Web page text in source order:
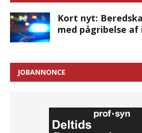
Kort nyt:
med pågribelse
JOBANNONCE